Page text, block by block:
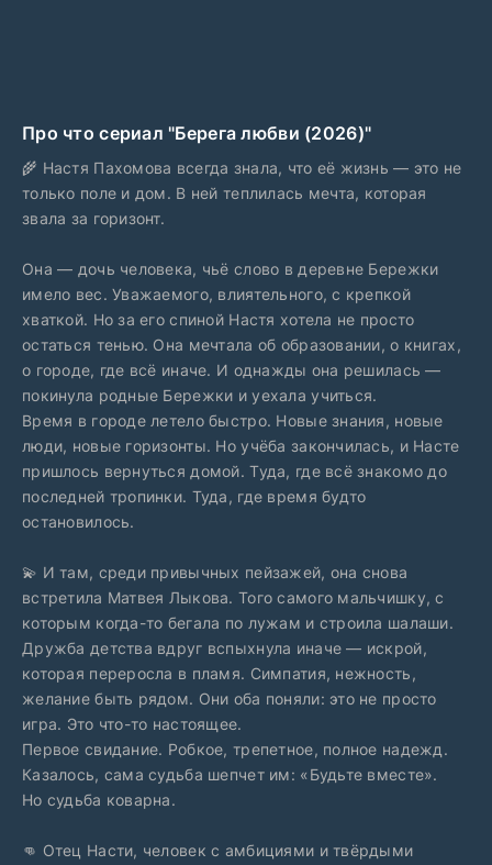
Про что сериал "Берега любви (2026)"
🌾 Настя Пахомова всегда знала, что её жизнь — это не
только поле и дом. В ней теплилась мечта, которая
звала за горизонт.
Она — дочь человека, чьё слово в деревне Бережки
имело вес. Уважаемого, влиятельного, с крепкой
хваткой. Но за его спиной Настя хотела не просто
остаться тенью. Она мечтала об образовании, о книгах,
о городе, где всё иначе. И однажды она решилась —
покинула родные Бережки и уехала учиться.
Время в городе летело быстро. Новые знания, новые
люди, новые горизонты. Но учёба закончилась, и Насте
пришлось вернуться домой. Туда, где всё знакомо до
последней тропинки. Туда, где время будто
остановилось.
💫 И там, среди привычных пейзажей, она снова
встретила Матвея Лыкова. Того самого мальчишку, с
которым когда-то бегала по лужам и строила шалаши.
Дружба детства вдруг вспыхнула иначе — искрой,
которая переросла в пламя. Симпатия, нежность,
желание быть рядом. Они оба поняли: это не просто
игра. Это что-то настоящее.
Первое свидание. Робкое, трепетное, полное надежд.
Казалось, сама судьба шепчет им: «Будьте вместе».
Но судьба коварна.
👊 Отец Насти, человек с амбициями и твёрдыми